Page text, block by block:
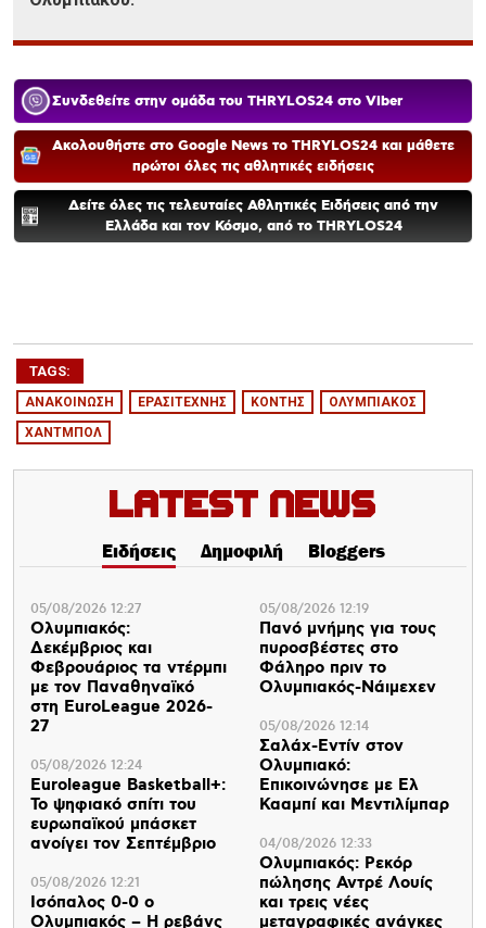
Συνδεθείτε στην ομάδα του THRYLOS24 στο Viber
Ακολουθήστε στο Google News το THRYLOS24 και μάθετε
πρώτοι όλες τις αθλητικές ειδήσεις
Δείτε όλες τις τελευταίες Αθλητικές Ειδήσεις από την
Ελλάδα και τον Κόσμο, από το THRYLOS24
TAGS:
ΑΝΑΚΟΙΝΩΣΗ ΕΡΑΣΙΤΕΧΝΗΣ ΚΟΝΤΗΣ
ΟΛΥΜΠΙΑΚΟΣ
ΧΑΝΤΜΠΟΛ
Latest News
Ειδήσεις Δημοφιλή Bloggers
05/08/2026 12:27
Ολυμπιακός:
Δεκέμβριος και
Φεβρουάριος τα ντέρμπι
με τον Παναθηναϊκό
στη EuroLeague 2026-
27
05/08/2026 12:24
Euroleague Basketball+:
Το ψηφιακό σπίτι του
ευρωπαϊκού μπάσκετ
ανοίγει τον Σεπτέμβριο
05/08/2026 12:21
Ισόπαλος 0-0 ο
Ολυμπιακός – Η ρεβάνς
05/08/2026 12:19
Πανό μνήμης για τους
πυροσβέστες στο
Φάληρο πριν το
Ολυμπιακός-Νάιμεχεν
05/08/2026 12:14
Σαλάχ-Εντίν στον
Ολυμπιακό:
Επικοινώνησε με Ελ
Κααμπί και Μεντιλίμπαρ
04/08/2026 12:33
Ολυμπιακός: Ρεκόρ
πώλησης Αντρέ Λουίς
και τρεις νέες
μεταγραφικές ανάγκες